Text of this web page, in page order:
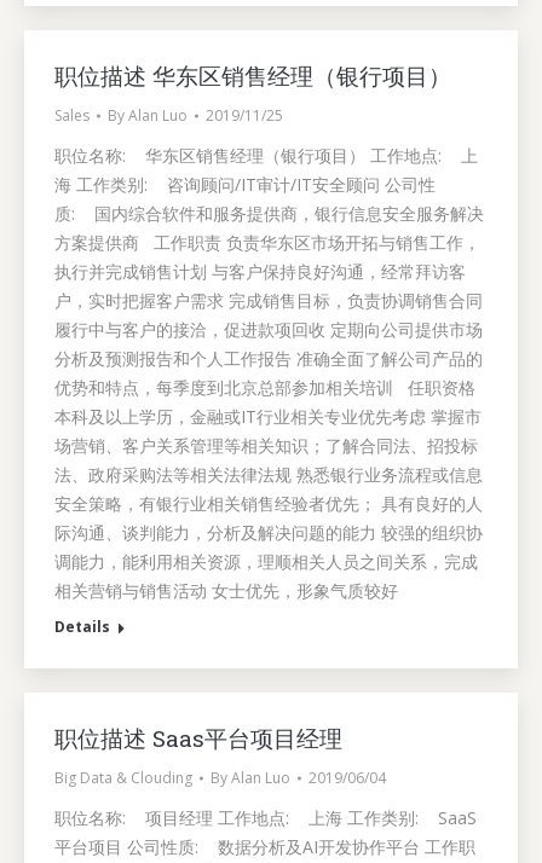
职位描述 华东区销售经理（银行项目）
Sales ByAlan Luo 2019/11/25
职位名称: 华东区销售经理（银行项目） 工作地点: 上
海 工作类别: 咨询顾问/IT审计/IT安全顾问 公司性
质: 国内综合软件和服务提供商，银行信息安全服务解决
方案提供商 工作职责 负责华东区市场开拓与销售工作，
执行并完成销售计划 与客户保持良好沟通，经常拜访客
户，实时把握客户需求 完成销售目标，负责协调销售合同
履行中与客户的接洽，促进款项回收 定期向公司提供市场
分析及预测报告和个人工作报告 准确全面了解公司产品的
优势和特点，每季度到北京总部参加相关培训 任职资格
本科及以上学历，金融或IT行业相关专业优先考虑 掌握市
场营销、客户关系管理等相关知识；了解合同法、招投标
法、政府采购法等相关法律法规 熟悉银行业务流程或信息
安全策略，有银行业相关销售经验者优先； 具有良好的人
际沟通、谈判能力，分析及解决问题的能力 较强的组织协
调能力，能利用相关资源，理顺相关人员之间关系，完成
相关营销与销售活动 女士优先，形象气质较好
Details
职位描述 Saas平台项目经理
Big Data & Clouding ByAlan Luo 2019/06/04
职位名称: 项目经理 工作地点: 上海 工作类别: SaaS
平台项目 公司性质: 数据分析及AI开发协作平台 工作职